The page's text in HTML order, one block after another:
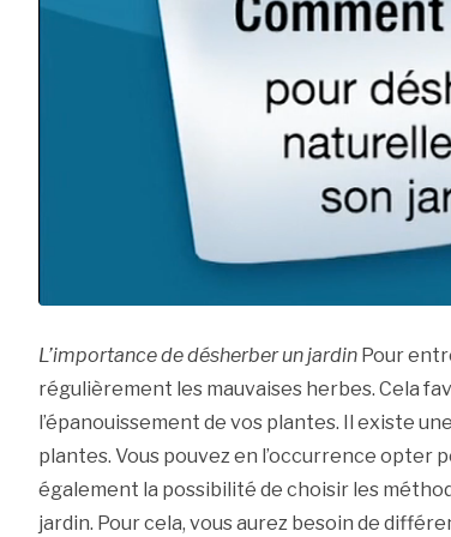
L’importance de désherber un jardinPour
régulièrement les mauvaises herbes. Cela
l’épanouissement de vos plantes. Il existe
plantes. Vous pouvez en l’occurrence opter
également la possibilité de choisir les
jardin. Pour cela, vous aurez besoin de